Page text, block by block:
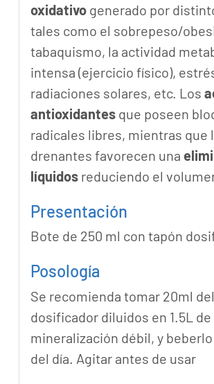
oxidativogenerado por
tales como el sobrepeso/
tabaquismo, la actividad
intensa (ejercicio físico),
radiaciones solares, etc. Los
antioxidantesque poseen
radicales libres, mientras que
drenantes favorecen una
líquidosreduciendo el
Presentación
Bote de 250 ml con tapón
Posología
Se recomienda tomar 20ml
dosificador diluidos en 1.5L de
mineralización débil, y
del día. Agitar antes de usar